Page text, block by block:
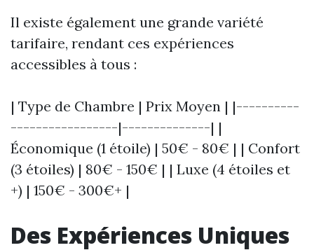
Il existe également une grande variété
tarifaire, rendant ces expériences
accessibles à tous :
| Type de Chambre | Prix Moyen | |----------
-----------------|--------------| |
Économique (1 étoile) | 50€ - 80€ | | Confort
(3 étoiles) | 80€ - 150€ | | Luxe (4 étoiles et
+) | 150€ - 300€+ |
Des Expériences Uniques